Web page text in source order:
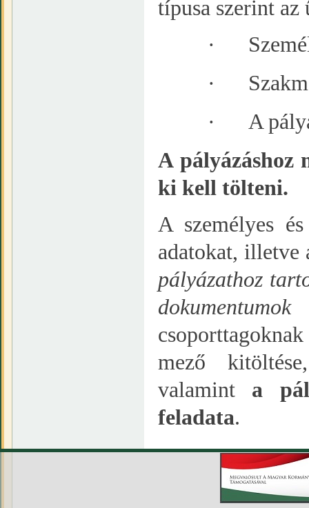
típusa szerint
·
·
·
A
A pályázáshoz
ki kell tölteni.
A személyes
adatokat, illetve
pályázathoz
mező
valamint a
feladata.